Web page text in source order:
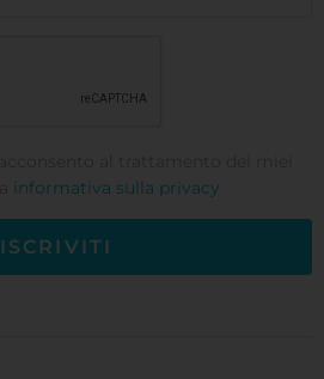
informativa sulla privacy
ISCRIVITI